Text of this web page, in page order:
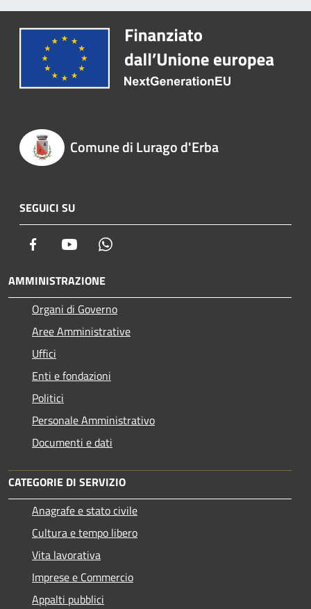
Comune di Lurago d'Erba
SEGUICI SU
Facebook Youtube
AMMINISTRAZIONE
Organi di Governo
Aree Amministrative
Uffici
Enti e fondazioni
Politici
Personale Amministrativo
Documenti e dati
CATEGORIE DI SERVIZIO
Anagrafe e stato civile
Cultura e tempo libero
Vita lavorativa
Imprese e Commercio
Appalti pubblici